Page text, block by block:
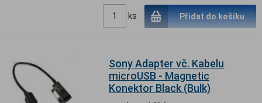
ks Přidat do košíku
Sony Adapter vč. Kabelu
microUSB - Magnetic
Konektor Black (Bulk)